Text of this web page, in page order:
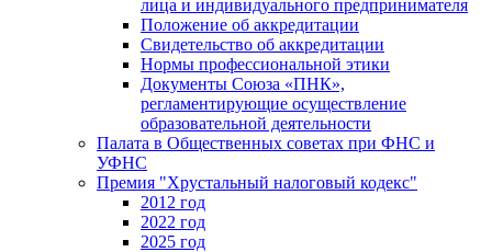
лица и индивидуального предпринимателя
Положение об аккредитации
Свидетельство об аккредитации
Нормы профессиональной этики
Документы Союза «ПНК»,
регламентирующие осуществление
образовательной деятельности
Палата в Общественных советах при ФНС и
УФНС
Премия "Хрустальный налоговый кодекс"
2012 год
2022 год
2025 год